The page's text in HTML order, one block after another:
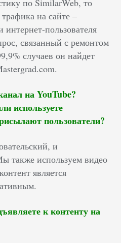
по SimilarWeb, то
на сайте –
пользователя
связанный с ремонтом
случаев он найдет
на YouTube?
используете
пользователи?
и
также используем видео
является
к контенту на